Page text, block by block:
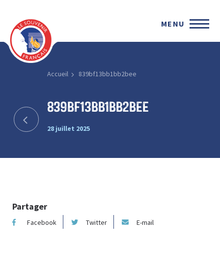
MENU
Accueil 839bf13bb1bb2bee
839bf13bb1bb2bee
28 juillet 2025
Partager
Facebook Twitter E-mail